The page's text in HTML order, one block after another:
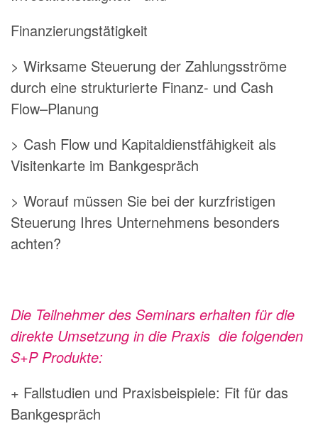
Finanzierungstätigkeit
> Wirksame Steuerung der Zahlungsströme
durch eine strukturierte Finanz- und Cash
Flow–Planung
> Cash Flow und Kapitaldienstfähigkeit als
Visitenkarte im Bankgespräch
> Worauf müssen Sie bei der kurzfristigen
Steuerung Ihres Unternehmens besonders
achten?
Die Teilnehmer des Seminars erhalten für die
direkte Umsetzung in die Praxis die folgenden
S+P Produkte:
+ Fallstudien und Praxisbeispiele: Fit für das
Bankgespräch